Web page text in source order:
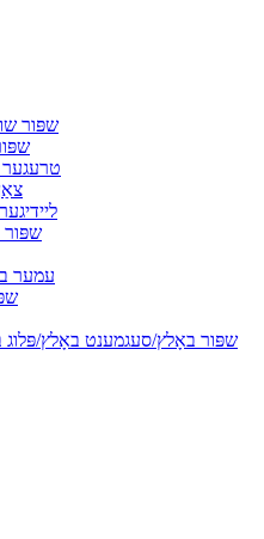
שפּור
טרעגער
שפּור
עמער
שפּור באָלץ/סעגמענט באָלץ/פּלוג